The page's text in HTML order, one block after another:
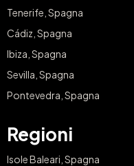
Tenerife, Spagna
Cádiz, Spagna
Ibiza, Spagna
Sevilla, Spagna
Pontevedra, Spagna
Regioni
Isole Baleari, Spagna